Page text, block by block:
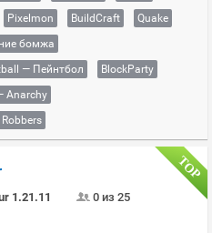
Pixelmon BuildCraft
Quake
бомжа
— Пейнтбол
BlockParty
Anarchy
1.21.11 0 из 25